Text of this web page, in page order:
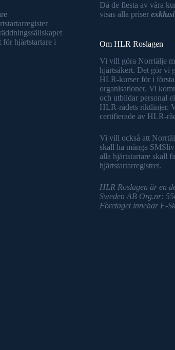
för hjärtstartare i
Då de flesta av våra
visas alla priser
Om HLR Roslagen
Vi vill göra Norrtälje
hjärtsäkert. Det gör vi
HLR-kurser för i
organisationer. Vi
och utbildar personal
HLR-rådets riktlinjer.
certifierade av HLR-
Vi vill också att
skall ha många
alla hjärtstartare skall
hjärtstartarregistret.
HLR Roslagen är en
Sweden AB Org.nr:
Företaget innehar F-